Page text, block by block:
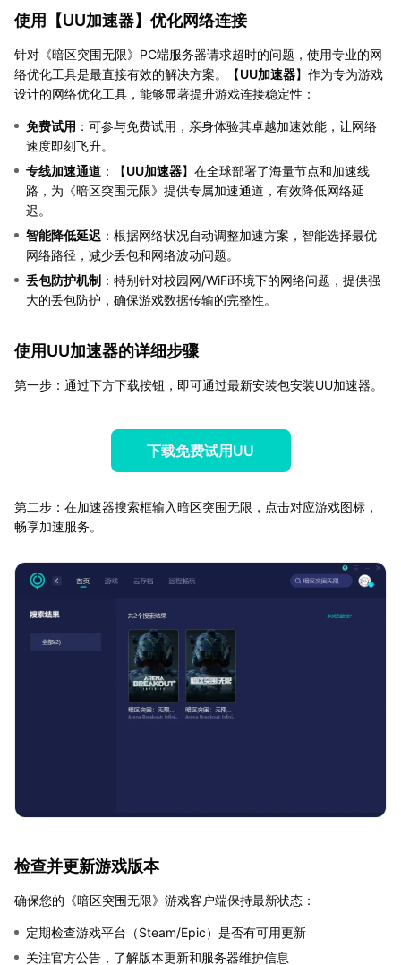
使用【UU加速器】优化网络连接
针对《暗区突围无限》PC端服务器请求超时的问题，使用专业的网
络优化工具是最直接有效的解决方案。【UU加速器】作为专为游戏
设计的网络优化工具，能够显著提升游戏连接稳定性：
免费试用 ：可参与免费试用，亲身体验其卓越加速效能，让网络
速度即刻飞升。
专线加速通道 ：【UU加速器】在全球部署了海量节点和加速线
路，为《暗区突围无限》提供专属加速通道，有效降低网络延
迟。
智能降低延迟 ：根据网络状况自动调整加速方案，智能选择最优
网络路径，减少丢包和网络波动问题。
丢包防护机制 ：特别针对校园网/WiFi环境下的网络问题，提供强
大的丢包防护，确保游戏数据传输的完整性。
使用UU加速器的详细步骤
第一步：通过下方下载按钮，即可通过最新安装包安装UU加速器。
下载免费试用UU
第二步：在加速器搜索框输入暗区突围无限，点击对应游戏图标，
畅享加速服务。
检查并更新游戏版本
确保您的《暗区突围无限》游戏客户端保持最新状态：
定期检查游戏平台（Steam/Epic）是否有可用更新
关注官方公告，了解版本更新和服务器维护信息